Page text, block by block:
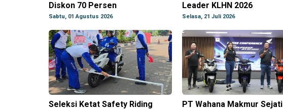
Diskon 70 Persen
Sabtu, 01 Agustus 2026
Leader KLHN 2026
Selasa, 21 Juli 2026
Seleksi Ketat Safety Riding
PT Wahana Makmur Sejati